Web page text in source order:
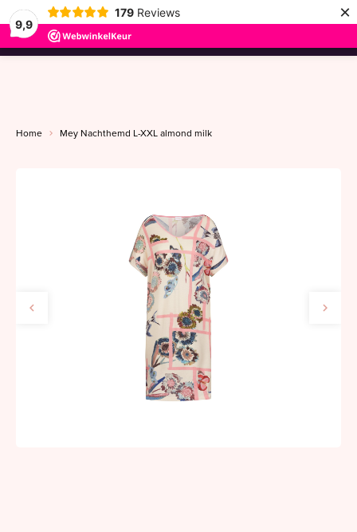
9,9
179 Reviews ×
menu
Home Mey Nachthemd L-XXL almond milk